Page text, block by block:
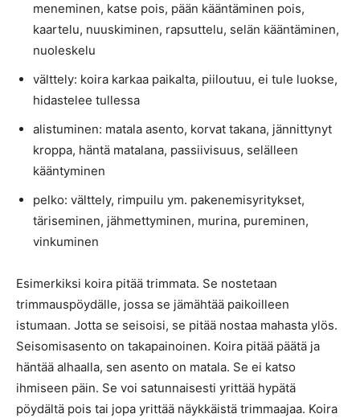
meneminen, katse pois, pään kääntäminen pois,
kaartelu, nuuskiminen, rapsuttelu, selän kääntäminen,
nuoleskelu
välttely: koira karkaa paikalta, piiloutuu, ei tule luokse,
hidastelee tullessa
alistuminen: matala asento, korvat takana, jännittynyt
kroppa, häntä matalana, passiivisuus, selälleen
kääntyminen
pelko: välttely, rimpuilu ym. pakenemisyritykset,
täriseminen, jähmettyminen, murina, pureminen,
vinkuminen
Esimerkiksi koira pitää trimmata. Se nostetaan
trimmauspöydälle, jossa se jämähtää paikoilleen
istumaan. Jotta se seisoisi, se pitää nostaa mahasta ylös.
Seisomisasento on takapainoinen. Koira pitää päätä ja
häntää alhaalla, sen asento on matala. Se ei katso
ihmiseen päin. Se voi satunnaisesti yrittää hypätä
pöydältä pois tai jopa yrittää näykkäistä trimmaajaa. Koira